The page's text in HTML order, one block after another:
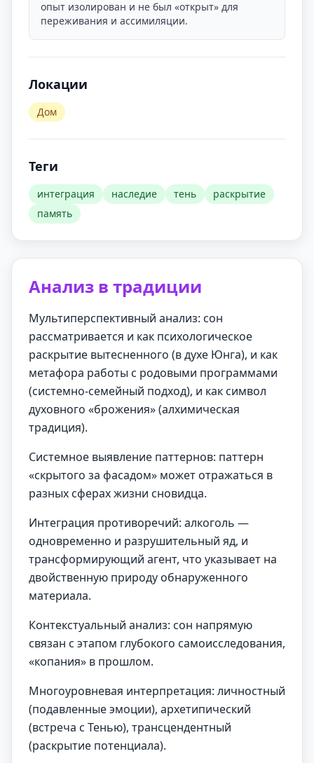
опыт изолирован и не был «открыт» для
переживания и ассимиляции.
Локации
Дом
Теги
интеграция наследие тень
раскрытие
память
Анализ в традиции
Мультиперспективный анализ: сон
рассматривается и как психологическое
раскрытие вытесненного (в духе Юнга), и как
метафора работы с родовыми программами
(системно-семейный подход), и как символ
духовного «брожения» (алхимическая
традиция).
Системное выявление паттернов: паттерн
«скрытого за фасадом» может отражаться в
разных сферах жизни сновидца.
Интеграция противоречий: алкоголь —
одновременно и разрушительный яд, и
трансформирующий агент, что указывает на
двойственную природу обнаруженного
материала.
Контекстуальный анализ: сон напрямую
связан с этапом глубокого самоисследования,
«копания» в прошлом.
Многоуровневая интерпретация: личностный
(подавленные эмоции), архетипический
(встреча с Тенью), трансцендентный
(раскрытие потенциала).